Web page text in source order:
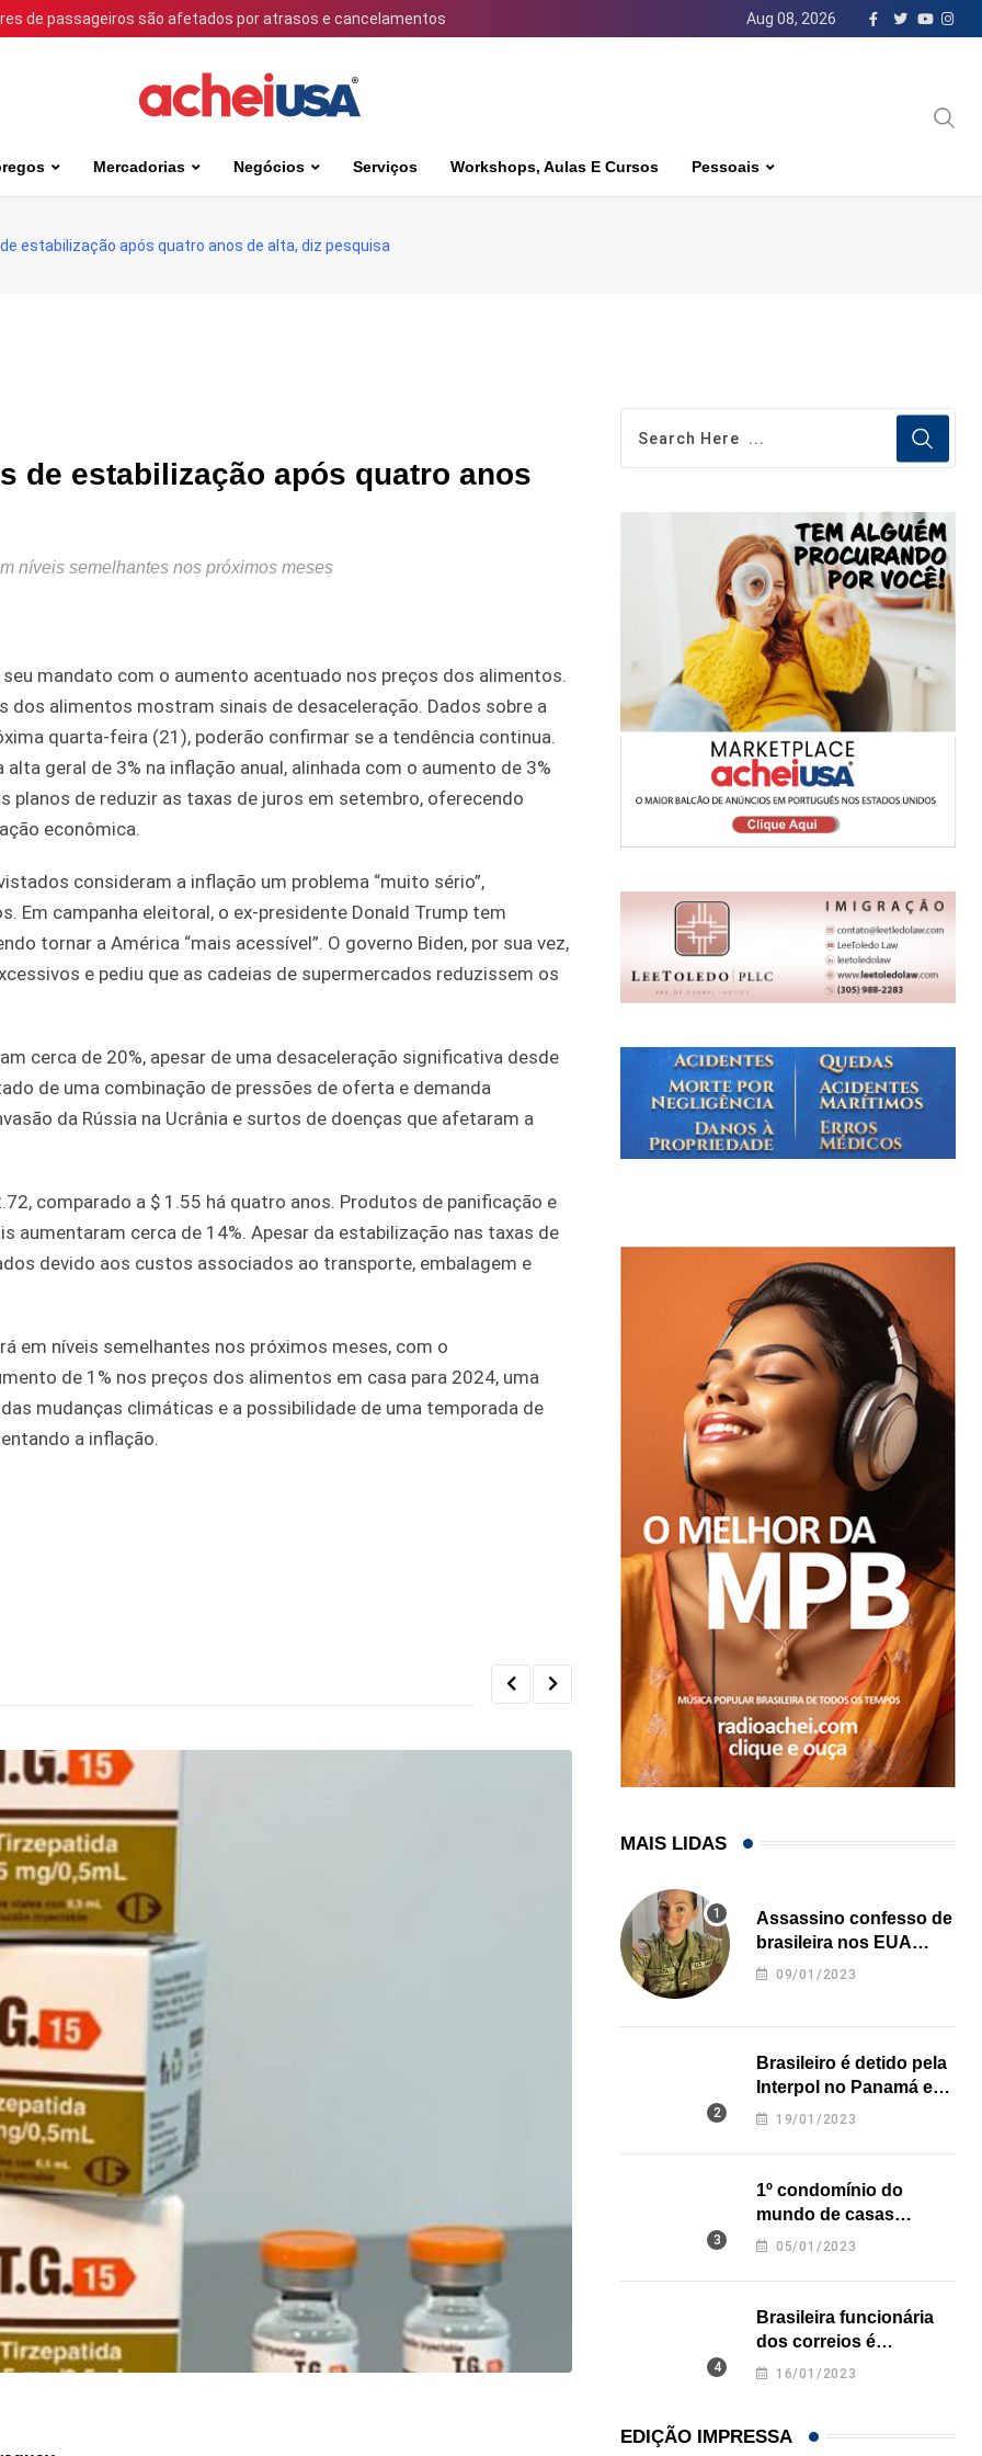
de passageiros são afetados por atrasos e cancelamentos Aug 08, 2026
Mercadorias Negócios Serviços Workshops, Aulas E Cursos Pessoais
estabilização após quatro anos de alta, diz pesquisa
de estabilização após quatro anos
níveis semelhantes nos próximos meses
mandato com o aumento acentuado nos preços dos alimentos.
alimentos mostram sinais de desaceleração. Dados sobre a
quarta-feira (21), poderão confirmar se a tendência continua.
geral de 3% na inflação anual, alinhada com o aumento de 3%
planos de reduzir as taxas de juros em setembro, oferecendo
econômica.
consideram a inflação um problema “muito sério”,
Em campanha eleitoral, o ex-presidente Donald Trump tem
tornar a América “mais acessível”. O governo Biden, por sua vez,
e pediu que as cadeias de supermercados reduzissem os
cerca de 20%, apesar de uma desaceleração significativa desde
de uma combinação de pressões de oferta e demanda
da Rússia na Ucrânia e surtos de doenças que afetaram a
comparado a $ 1.55 há quatro anos. Produtos de panificação e
aumentaram cerca de 14%. Apesar da estabilização nas taxas de
devido aos custos associados ao transporte, embalagem e
em níveis semelhantes nos próximos meses, com o
de 1% nos preços dos alimentos em casa para 2024, uma
mudanças climáticas e a possibilidade de uma temporada de
a inflação.
MAIS LIDAS
Assassino confesso de
brasileira nos EUA
revela onde deixou o
09/01/2023
Brasileiro é detido pela
Interpol no Panamá e
pode pegar prisão
19/01/2023
1º condomínio do
mundo de casas
impressas em 3D é
05/01/2023
Brasileira funcionária
dos correios é
assassinada a facadas
16/01/2023
EDIÇÃO IMPRESSA